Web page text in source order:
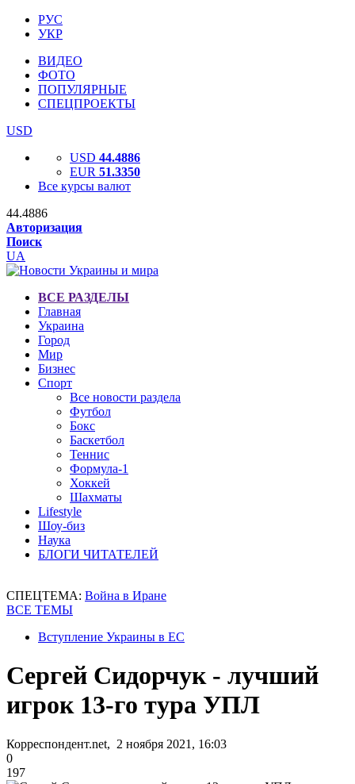
РУС
УКР
ВИДЕО
ФОТО
ПОПУЛЯРНЫЕ
СПЕЦПРОЕКТЫ
USD
USD 44.4886
EUR 51.3350
Все курсы валют
44.4886
Авторизация
Поиск
UA
ВСЕ РАЗДЕЛЫ
Главная
Украина
Город
Мир
Бизнес
Спорт
Все новости раздела
Футбол
Бокс
Баскетбол
Теннис
Формула-1
Хоккей
Шахматы
Lifestyle
Шоу-биз
Наука
БЛОГИ ЧИТАТЕЛЕЙ
СПЕЦТЕМА: Война в Иране
ВСЕ ТЕМЫ
Вступление Украины в ЕС
Сергей Сидорчук - лучший
игрок 13-го тура УПЛ
Корреспондент.net, 2 ноября 2021, 16:03
0
197